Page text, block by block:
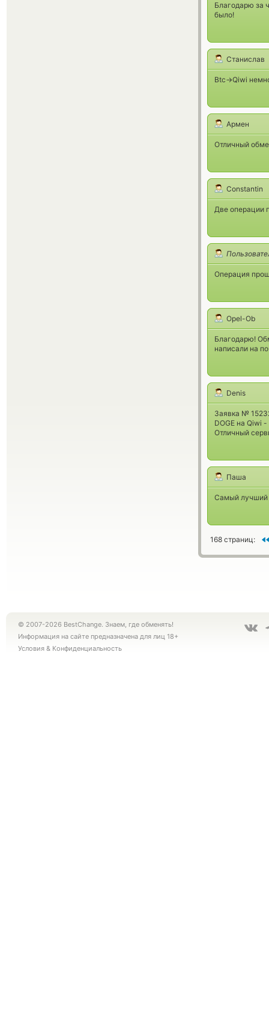
Благодарю за
было!
Станислав
Btc->Qiwi
Армен
Отличный
Constantin
Две операции
Операция
Opel-Ob
Благодарю!
написали на
Denis
Заявка №
DOGE на Qiwi
Отличный
Паша
Самый лучший
168 страниц:
© 2007-2026 BestChange. Знаем, где обменять!
Информация на сайте предназначена для лиц 18+
Условия & Конфиденциальность